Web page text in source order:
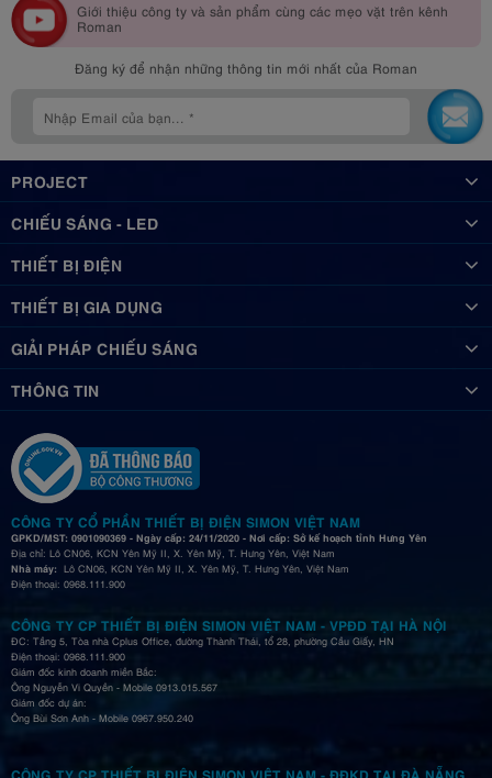
Giới thiệu công ty và sản phẩm cùng các mẹo vặt trên kênh
Roman
Đăng ký để nhận những thông tin mới nhất của Roman
PROJECT
CHIẾU SÁNG - LED
THIẾT BỊ ĐIỆN
THIẾT BỊ GIA DỤNG
GIẢI PHÁP CHIẾU SÁNG
THÔNG TIN
CÔNG TY CỔ PHẦN THIẾT BỊ ĐIỆN SIMON VIỆT NAM
GPKD/MST: 0901090369 - Ngày cấp: 24/11/2020 - Nơi cấp: Sở kế hoạch tỉnh Hưng Yên
Địa chỉ: Lô CN06, KCN Yên Mỹ II, X. Yên Mỹ, T. Hưng Yên, Việt Nam
Nhà máy: Lô CN06, KCN Yên Mỹ II, X. Yên Mỹ, T. Hưng Yên, Việt Nam
Điện thoại: 0968.111.900
CÔNG TY CP THIẾT BỊ ĐIỆN SIMON VIỆT NAM - VPĐD TẠI HÀ NỘI
ĐC: Tầng 5, Tòa nhà Cplus Office, đường Thành Thái, tổ 28, phường Cầu Giấy, HN
Điện thoại: 0968.111.900
Giám đốc kinh doanh miền Bắc:
Ông Nguyễn Vi Quyền - Mobile 0913.015.567
Giám đốc dự án:
Ông Bùi Sơn Anh - Mobile 0967.950.240